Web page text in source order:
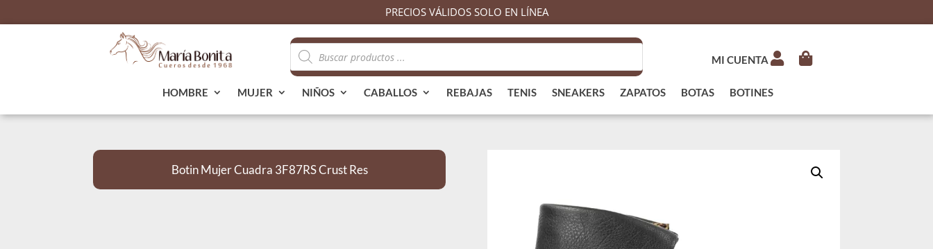
PRECIOS VÁLIDOS SOLO EN LÍNEA
Búsqueda
de
productos
MI CUENTA
HOMBRE MUJER NIÑOS CABALLOS REBAJAS TENIS SNEAKERS ZAPATOS BOTAS BOTINES
Botin Mujer Cuadra 3F87RS Crust Res